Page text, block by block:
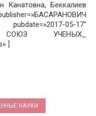
Канатовна, Беккалиев
05-17″
СОЮЗ УЧЕНЫХ_
]
НАУКИ